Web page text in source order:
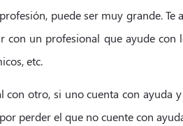
puede ser muy grande. Te
con un profesional que ayude con
etc.
con otro, si uno cuenta con ayuda
perder el que no cuente con